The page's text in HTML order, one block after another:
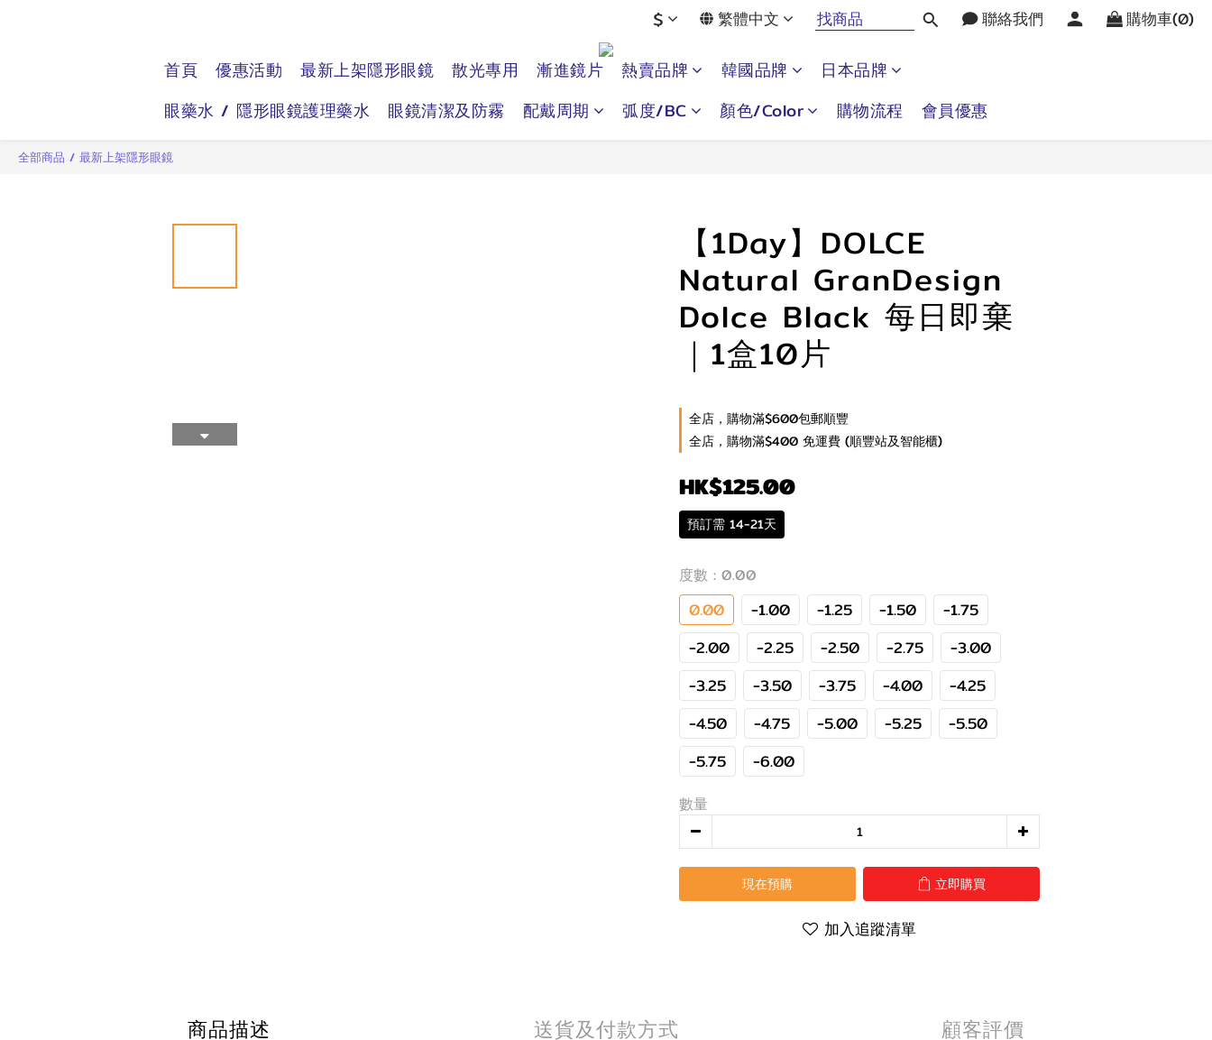
$ 繁體中文 聯絡我們 購物車(0)
首頁 優惠活動 最新上架隱形眼鏡 散光專用 漸進鏡片 熱賣品牌 韓國品牌
日本品牌
眼藥水 / 隱形眼鏡護理藥水
眼鏡清潔及防霧 配戴周期 弧度/BC 顏色/Color 購物流程 會員優惠
全部商品 / 最新上架隱形眼鏡
【1Day】DOLCE
Natural GranDesign
Dolce Black 每日即棄
｜1盒10片
全店，購物滿$600包郵順豐
全店，購物滿$400 免運費 (順豐站及智能櫃)
HK$125.00
預訂需 14-21天
度數 : 0.00
0.00 -1.00 -1.25 -1.50
-1.75
-2.00
-2.25 -2.50 -2.75
-3.00
-3.25
-3.50 -3.75 -4.00
-4.25
-4.50
-4.75 -5.00 -5.25
-5.50
-5.75
-6.00
數量
現在預購 立即購買
加入追蹤清單
商品描述 送貨及付款方式 顧客評價